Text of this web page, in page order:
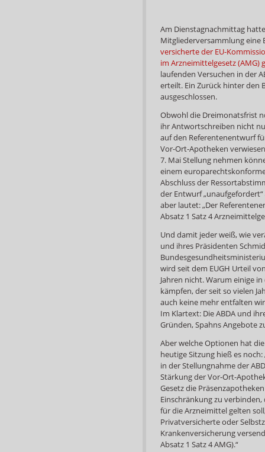
Am Dienstagnachmittag
Mitgliederversammlung eine
versicherte der EU-
im Arzneimittelgesetz (AMG)
laufenden Versuchen in der
erteilt. Ein Zurück hinter den
ausgeschlossen.
Obwohl die Dreimonatsfrist
ihr Antwortschreiben nicht
auf den Referentenentwurf
Vor-Ort-Apotheken
7. Mai Stellung nehmen
einem
Abschluss der
der Entwurf
aber lautet: „Der
Absatz 1 Satz 4
Und damit jeder weiß, wie
und ihres Präsidenten
wird seit dem EUGH Urteil
Jahren nicht. Warum einige
kämpfen, der seit so vielen
auch keine mehr entfalten
Im Klartext: Die ABDA und
Gründen, Spahns Angebote
Aber welche Optionen hat
heutige Sitzung hieß es
in der Stellungnahme der
Stärkung der Vor-Ort-
Gesetz die
Einschränkung zu
für die Arzneimittel gelten
Privatversicherte oder
Krankenversicherung
Absatz 1 Satz 4 AMG).“